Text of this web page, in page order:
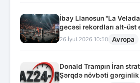
İbay Llanosun "La
gecəsi rekordları alt-üst
26.İyul.2026 10:50 Avropa
Donald Trampın İran
Şərqdə növbəti gərginlik